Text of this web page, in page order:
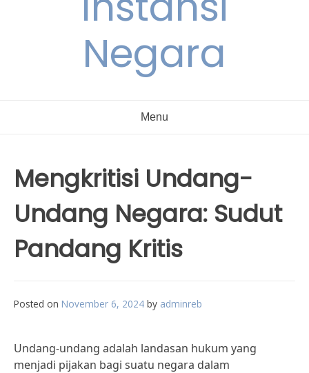
Negara
Menu
Mengkritisi Undang-
Undang Negara: Sudut
Pandang Kritis
Posted on November 6, 2024 by adminreb
Undang-undang adalah landasan hukum yang
menjadi pijakan bagi suatu negara dalam